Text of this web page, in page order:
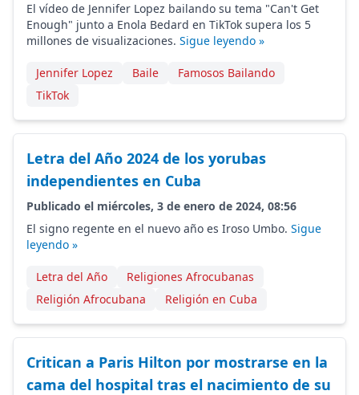
El vídeo de Jennifer Lopez bailando su tema "Can't Get
Enough" junto a Enola Bedard en TikTok supera los 5
millones de visualizaciones. Sigue leyendo »
Jennifer Lopez Baile
Famosos Bailando
TikTok
Letra del Año 2024 de los yorubas
independientes en Cuba
Publicado el miércoles, 3 de enero de 2024, 08:56
El signo regente en el nuevo año es Iroso Umbo. Sigue
leyendo »
Letra del Año
Religiones Afrocubanas
Religión Afrocubana
Religión en Cuba
Critican a Paris Hilton por mostrarse en la
cama del hospital tras el nacimiento de su